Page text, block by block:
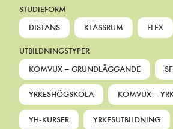
STUDIEFORM
DISTANS
KLASSRUM FLEX
UTBILDNINGSTYPER
KOMVUX – GRUNDLÄGGANDE
YRKESHÖGSKOLA KOMVUX –
YH-KURSER YRKESUTBILDNING